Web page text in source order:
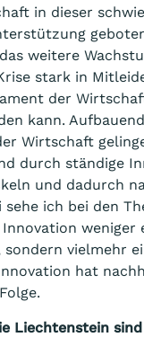
in dieser
weitere
stark in
der
kann.
Wirtschaft
durch ständige
und dadurch
sehe ich bei den
weniger
sondern vielmehr
hat
Liechtenstein